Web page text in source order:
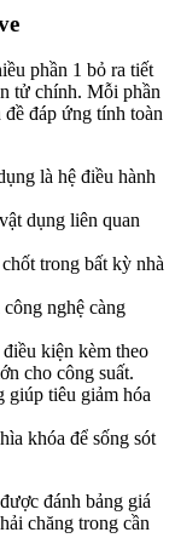
phần 1 bỏ ra tiết
tử chính. Mỗi phần
đáp ứng tính toàn
là hệ điều hành
dụng liên quan
trong bất kỳ nhà
nghệ càng
kiện kèm theo
cho công suất.
giúp tiêu giảm hóa
khóa để sống sót
đánh bảng giá
chăng trong cần